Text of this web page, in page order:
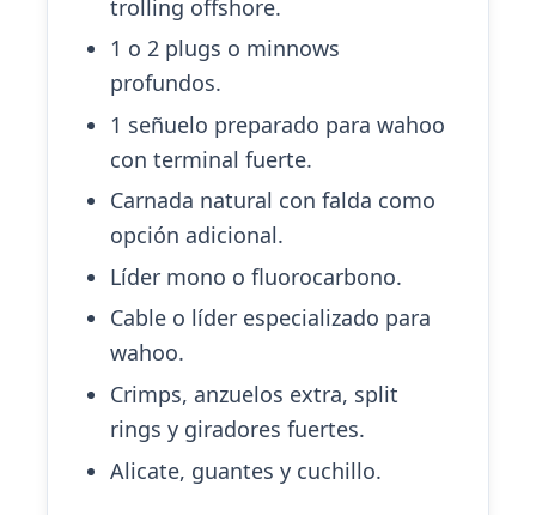
trolling offshore.
1 o 2 plugs o minnows
profundos.
1 señuelo preparado para wahoo
con terminal fuerte.
Carnada natural con falda como
opción adicional.
Líder mono o fluorocarbono.
Cable o líder especializado para
wahoo.
Crimps, anzuelos extra, split
rings y giradores fuertes.
Alicate, guantes y cuchillo.